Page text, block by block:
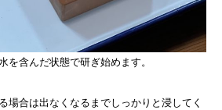
を含んだ状態で研ぎ始めます。
場合は出なくなるまでしっかりと浸してく